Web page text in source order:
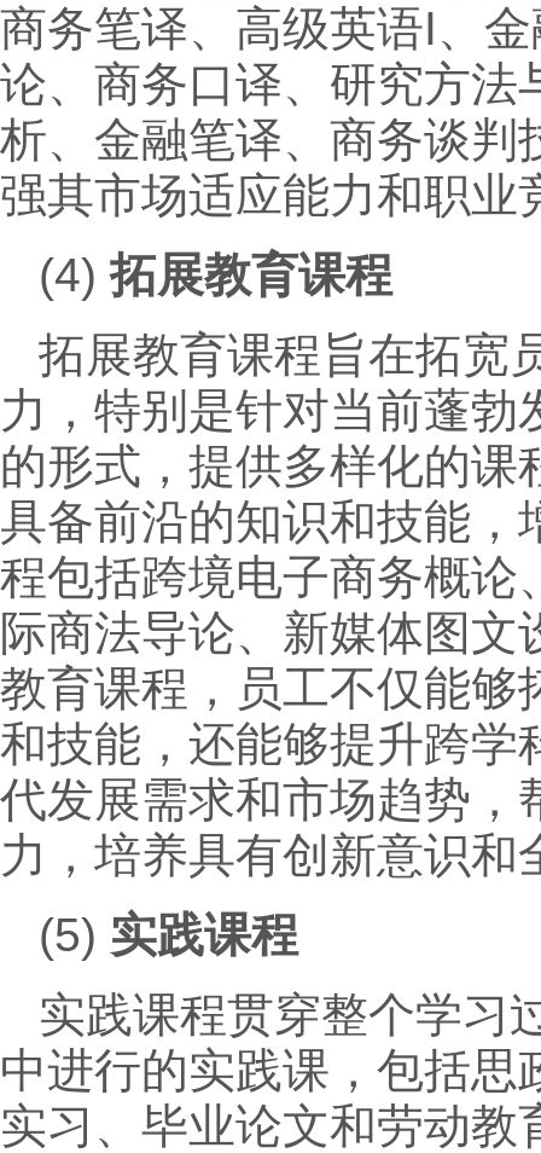
商务笔译、高级英语I、
论、商务口译、研究方法
析、金融笔译、商务谈判
强其市场适应能力和职业
(4)拓展教育课程
拓展教育课程旨在拓宽
力，特别是针对当前蓬
的形式，提供多样化的
具备前沿的知识和技能，
程包括跨境电子商务概论
际商法导论、新媒体图
教育课程，员工不仅能够
和技能，还能够提升跨学
代发展需求和市场趋势，
力，培养具有创新意识
(5) 实践课程
实践课程贯穿整个学习
中进行的实践课，包括
实习、毕业论文和劳动